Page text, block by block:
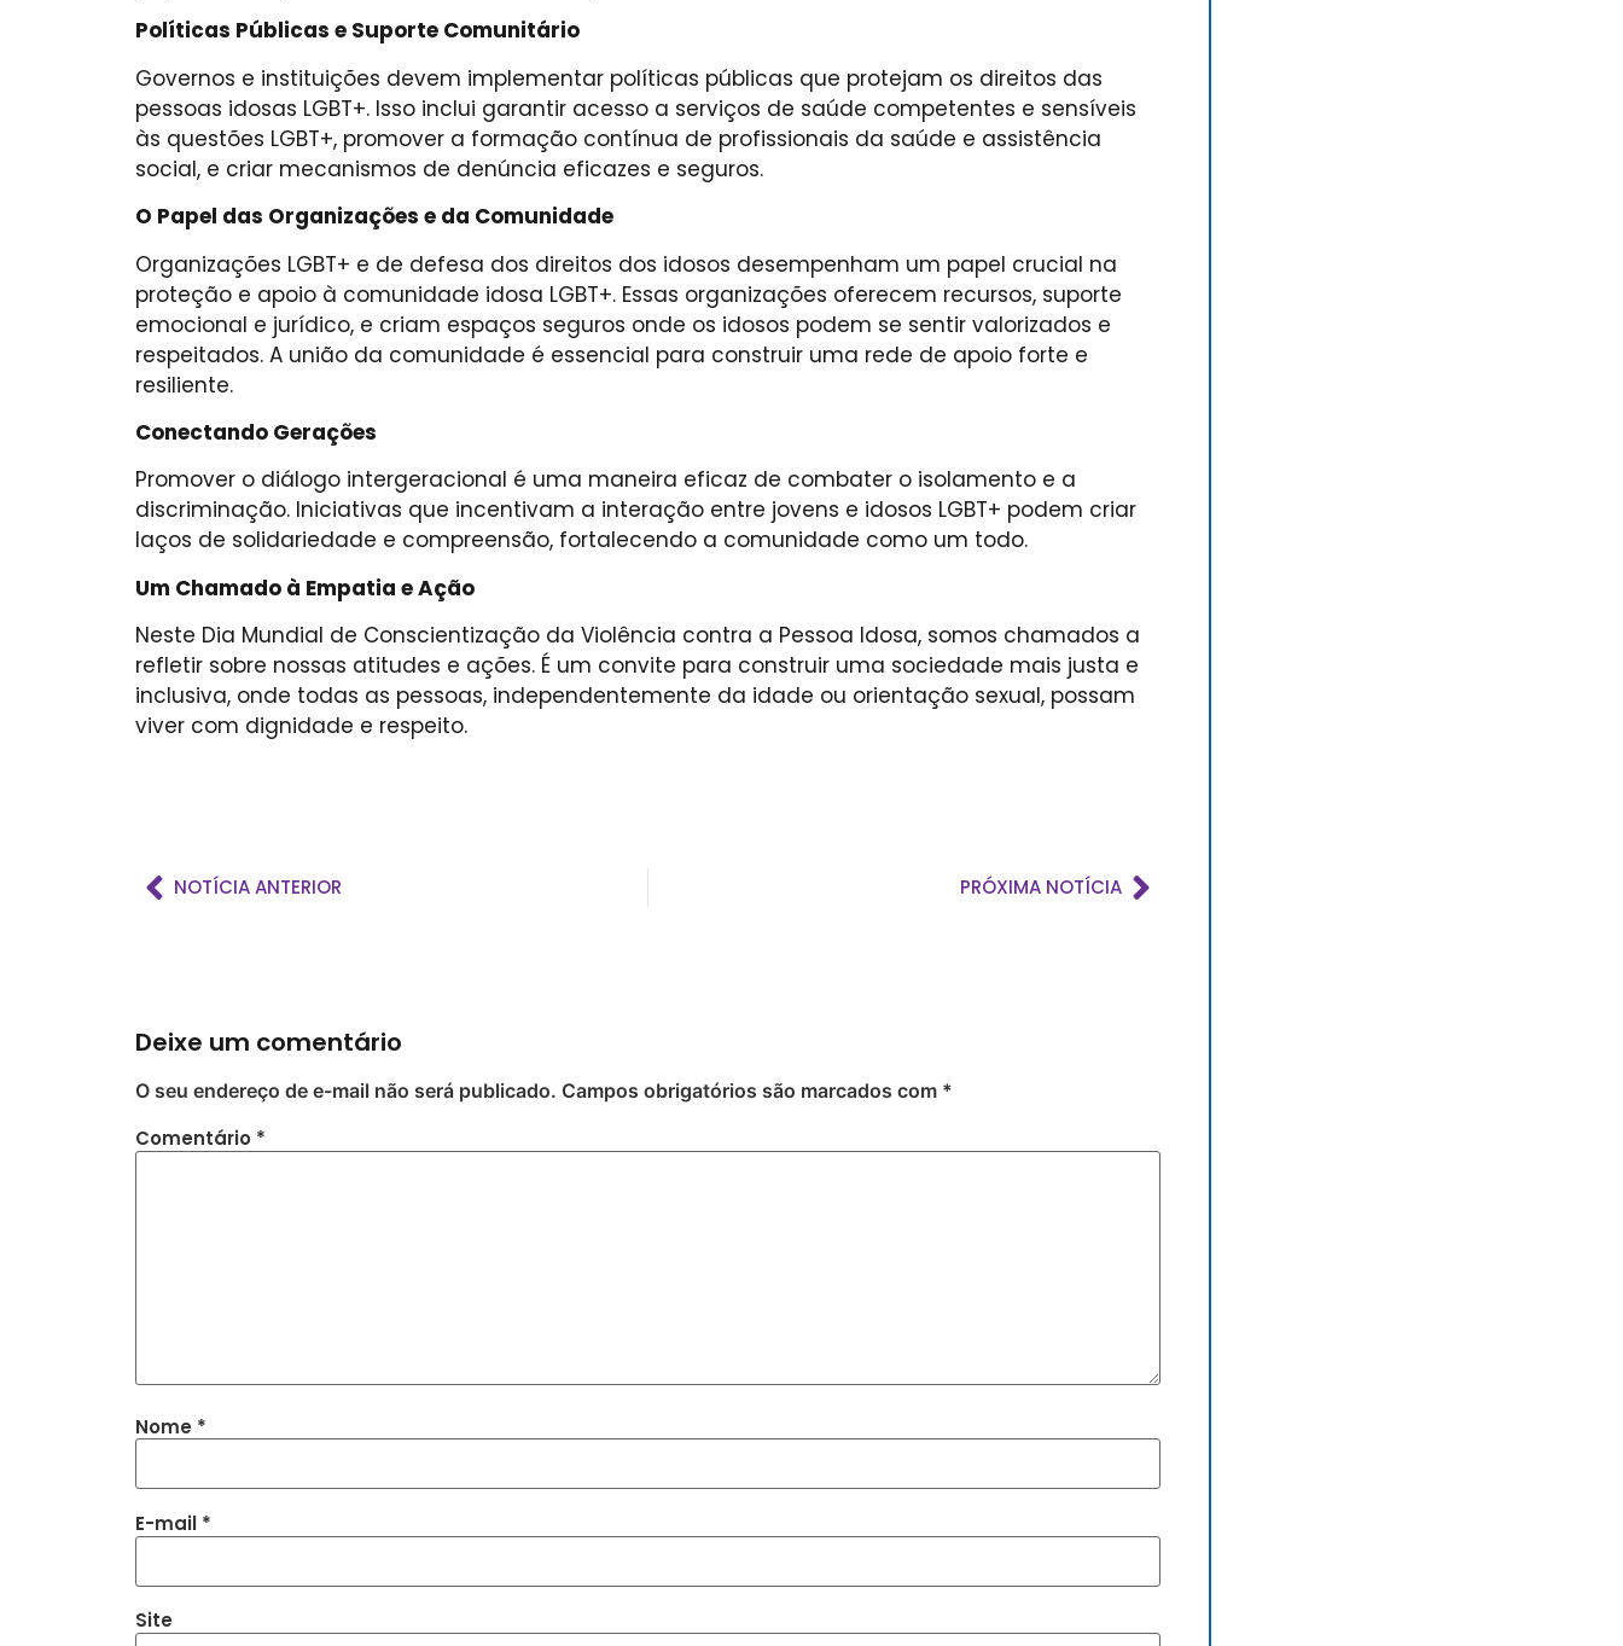
Políticas Públicas e Suporte Comunitário
Governos e instituições devem implementar políticas públicas que protejam os direitos das
pessoas idosas LGBT+. Isso inclui garantir acesso a serviços de saúde competentes e sensíveis
às questões LGBT+, promover a formação contínua de profissionais da saúde e assistência
social, e criar mecanismos de denúncia eficazes e seguros.
O Papel das Organizações e da Comunidade
Organizações LGBT+ e de defesa dos direitos dos idosos desempenham um papel crucial na
proteção e apoio à comunidade idosa LGBT+. Essas organizações oferecem recursos, suporte
emocional e jurídico, e criam espaços seguros onde os idosos podem se sentir valorizados e
respeitados. A união da comunidade é essencial para construir uma rede de apoio forte e
resiliente.
Conectando Gerações
Promover o diálogo intergeracional é uma maneira eficaz de combater o isolamento e a
discriminação. Iniciativas que incentivam a interação entre jovens e idosos LGBT+ podem criar
laços de solidariedade e compreensão, fortalecendo a comunidade como um todo.
Um Chamado à Empatia e Ação
Neste Dia Mundial de Conscientização da Violência contra a Pessoa Idosa, somos chamados a
refletir sobre nossas atitudes e ações. É um convite para construir uma sociedade mais justa e
inclusiva, onde todas as pessoas, independentemente da idade ou orientação sexual, possam
viver com dignidade e respeito.
NOTÍCIA ANTERIOR PRÓXIMA NOTÍCIA
Deixe um comentário
O seu endereço de e-mail não será publicado. Campos obrigatórios são marcados com *
Comentário *
Nome *
E-mail *
Site